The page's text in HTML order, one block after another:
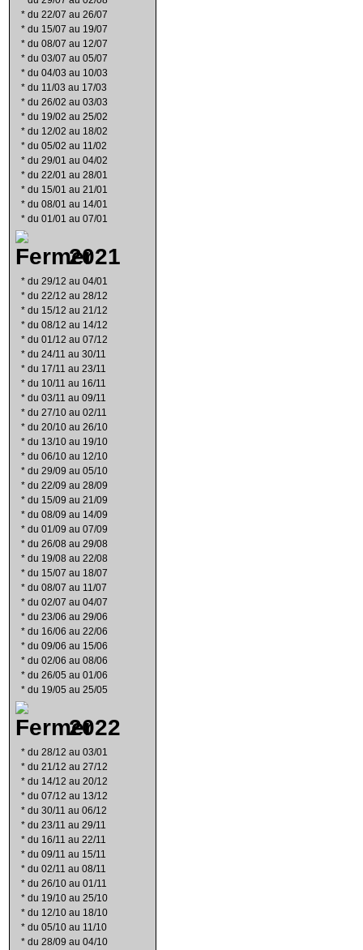
* du 22/07 au 26/07
* du 15/07 au 19/07
* du 08/07 au 12/07
* du 03/07 au 05/07
* du 04/03 au 10/03
* du 11/03 au 17/03
* du 26/02 au 03/03
* du 19/02 au 25/02
* du 12/02 au 18/02
* du 05/02 au 11/02
* du 29/01 au 04/02
* du 22/01 au 28/01
* du 15/01 au 21/01
* du 08/01 au 14/01
* du 01/01 au 07/01
2021
* du 29/12 au 04/01
* du 22/12 au 28/12
* du 15/12 au 21/12
* du 08/12 au 14/12
* du 01/12 au 07/12
* du 24/11 au 30/11
* du 17/11 au 23/11
* du 10/11 au 16/11
* du 03/11 au 09/11
* du 27/10 au 02/11
* du 20/10 au 26/10
* du 13/10 au 19/10
* du 06/10 au 12/10
* du 29/09 au 05/10
* du 22/09 au 28/09
* du 15/09 au 21/09
* du 08/09 au 14/09
* du 01/09 au 07/09
* du 26/08 au 29/08
* du 19/08 au 22/08
* du 15/07 au 18/07
* du 08/07 au 11/07
* du 02/07 au 04/07
* du 23/06 au 29/06
* du 16/06 au 22/06
* du 09/06 au 15/06
* du 02/06 au 08/06
* du 26/05 au 01/06
* du 19/05 au 25/05
2022
* du 28/12 au 03/01
* du 21/12 au 27/12
* du 14/12 au 20/12
* du 07/12 au 13/12
* du 30/11 au 06/12
* du 23/11 au 29/11
* du 16/11 au 22/11
* du 09/11 au 15/11
* du 02/11 au 08/11
* du 26/10 au 01/11
* du 19/10 au 25/10
* du 12/10 au 18/10
* du 05/10 au 11/10
* du 28/09 au 04/10